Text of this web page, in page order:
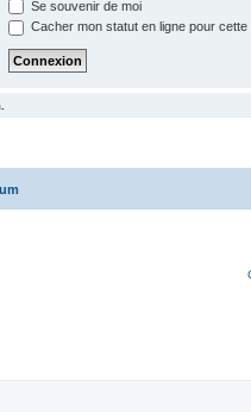
Se souvenir de moi
Cacher mon statut en ligne pour